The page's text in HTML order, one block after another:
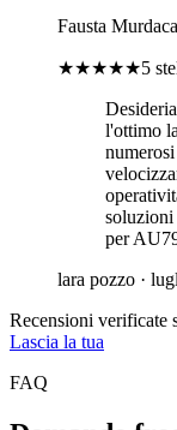
Fausta Murdaca
★★★★★5
l'ottimo
per
lara pozzo ·
Recensioni
Lascia la tua
FAQ